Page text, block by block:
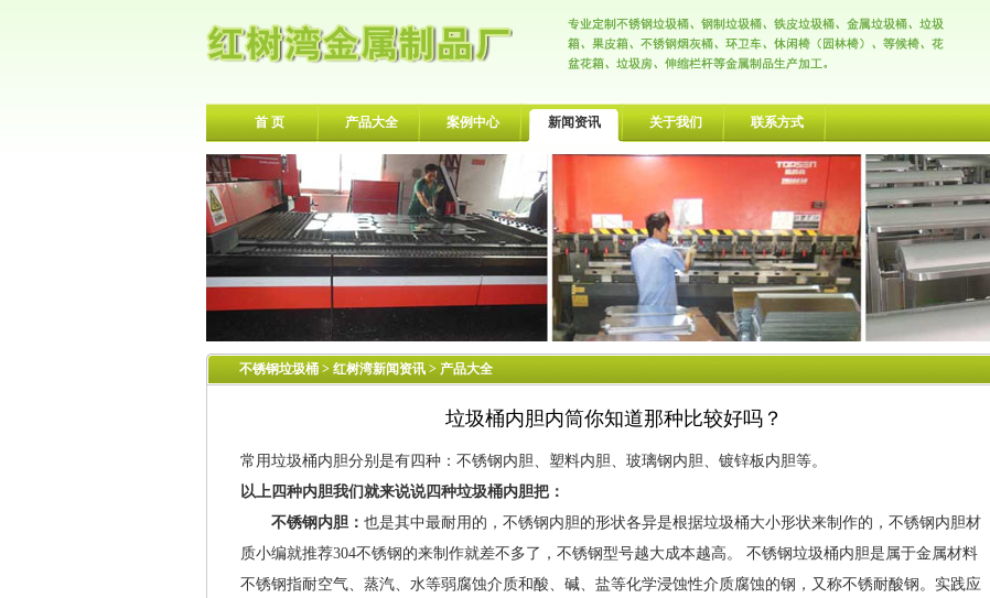
首 页 产品大全 案例中心 新闻资讯 关于我们 联系方式
不锈钢垃圾桶 > 红树湾新闻资讯 > 产品大全
垃圾桶内胆内筒你知道那种比较好吗？
常用垃圾桶内胆分别是有四种：不锈钢内胆、塑料内胆、玻璃钢内胆、镀锌板内胆等。
以上四种内胆我们就来说说四种垃圾桶内胆把：
不锈钢内胆： 也是其中最耐用的，不锈钢内胆的形状各异是根据垃圾桶大小形状来制作的，不锈钢内胆材
质小编就推荐304不锈钢的来制作就差不多了，不锈钢型号越大成本越高。 不锈钢垃圾桶内胆是属于金属材料
不锈钢指耐空气、蒸汽、水等弱腐蚀介质和酸、碱、盐等化学浸蚀性介质腐蚀的钢，又称不锈耐酸钢。实践应